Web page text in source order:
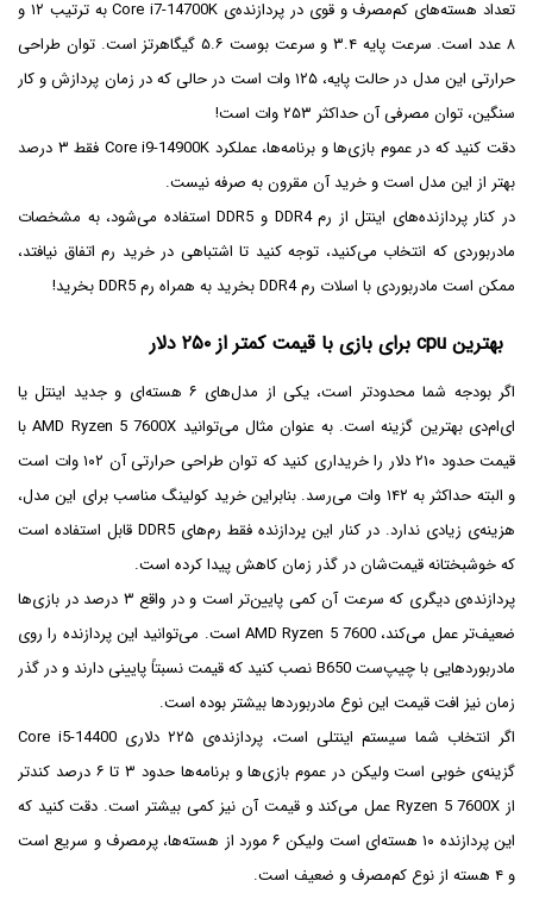
تعداد هسته‌های کم‌مصرف و قوی در پردازنده‌ی Core i7-14700K به ترتیب ۱۲ و
۸ عدد است. سرعت پایه ۳.۴ و سرعت بوست ۵.۶ گیگاهرتز است. توان طراحی
حرارتی این مدل در حالت پایه، ۱۲۵ وات است در حالی که در زمان پردازش و کار
سنگین، توان مصرفی آن حداکثر ۲۵۳ وات است!
دقت کنید که در عموم بازی‌ها و برنامه‌ها، عملکرد Core i9-14900K فقط ۳ درصد
بهتر از این مدل است و خرید آن مقرون به صرفه نیست.
در کنار پردازنده‌های اینتل از رم DDR4 و DDR5 استفاده می‌شود، به مشخصات
مادربوردی که انتخاب می‌کنید، توجه کنید تا اشتباهی در خرید رم اتفاق نیافتد،
ممکن است مادربوردی با اسلات رم DDR4 بخرید به همراه رم DDR5 بخرید!
بهترین cpu برای بازی با قیمت کمتر از ۲۵۰ دلار
اگر بودجه شما محدودتر است، یکی از مدل‌های ۶ هسته‌ای و جدید اینتل یا
ای‌ام‌دی بهترین گزینه است. به عنوان مثال می‌توانید AMD Ryzen 5 7600X با
قیمت حدود ۲۱۰ دلار را خریداری کنید که توان طراحی حرارتی آن ۱۰۲ وات است
و البته حداکثر به ۱۴۲ وات می‌رسد. بنابراین خرید کولینگ مناسب برای این مدل،
هزینه‌ی زیادی ندارد. در کنار این پردازنده فقط رم‌های DDR5 قابل استفاده است
که خوشبختانه قیمت‌شان در گذر زمان کاهش پیدا کرده است.
پردازنده‌ی دیگری که سرعت آن کمی پایین‌تر است و در واقع ۳ درصد در بازی‌ها
ضعیف‌تر عمل می‌کند، AMD Ryzen 5 7600 است. می‌توانید این پردازنده را روی
مادربوردهایی با چیپ‌ست B650 نصب کنید که قیمت نسبتاً پایینی دارند و در گذر
زمان نیز افت قیمت این نوع مادربوردها بیشتر بوده است.
اگر انتخاب شما سیستم اینتلی است، پردازنده‌ی ۲۲۵ دلاری Core i5-14400
گزینه‌ی خوبی است ولیکن در عموم بازی‌ها و برنامه‌ها حدود ۳ تا ۶ درصد کندتر
از Ryzen 5 7600X عمل می‌کند و قیمت آن نیز کمی بیشتر است. دقت کنید که
این پردازنده ۱۰ هسته‌ای است ولیکن ۶ مورد از هسته‌ها، پرمصرف و سریع است
و ۴ هسته از نوع کم‌مصرف و ضعیف است.